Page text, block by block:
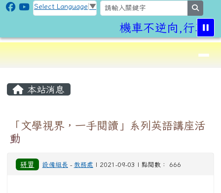
跳至主內容區
CLPS Site
Select Language ▼
機車不逆向,行車更
⏸
導覽列
本站消息
「文學視界，一手閱讀」系列英語講座活
動
研習 設備組長 - 教務處 | 2021-09-03 | 點閱數： 666